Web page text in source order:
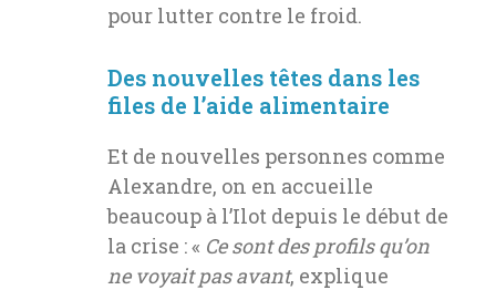
pour lutter contre le froid.
Des nouvelles têtes dans les
files de l’aide alimentaire
Et de nouvelles personnes comme
Alexandre, on en accueille
beaucoup à l’Ilot depuis le début de
la crise : « Ce sont des profils qu’on
ne voyait pas avant, explique